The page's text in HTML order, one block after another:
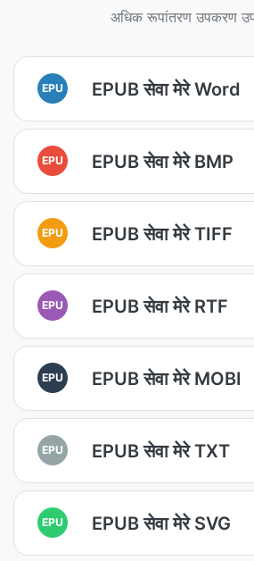
अधिक रूपांतरण उपकरण
EPU EPUB सेवा मेरे Word
EPU EPUB सेवा मेरे BMP
EPU EPUB सेवा मेरे TIFF
EPU EPUB सेवा मेरे RTF
EPU EPUB सेवा मेरे MOBI
EPU EPUB सेवा मेरे TXT
EPU EPUB सेवा मेरे SVG